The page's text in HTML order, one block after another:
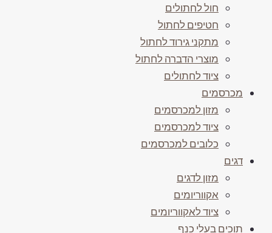
חול לחתולים
חטיפים לחתול
מתקני גירוד לחתול
מוצרי הדברה לחתול
ציוד לחתולים
מכרסמים
מזון למכרסמים
ציוד למכרסמים
כלובים למכרסמים
דגים
מזון לדגים
אקווריומים
ציוד לאקווריומים
תוכים בעלי כנף